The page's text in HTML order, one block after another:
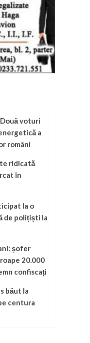
voturi
a
români
ridicată
în
la o
de polițiști la
șofer
20.000
confiscați
băut la
centura